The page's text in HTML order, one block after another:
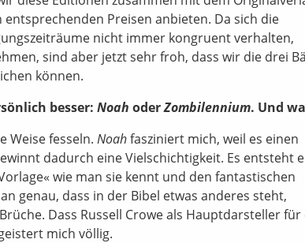
Preisen anbieten. Da sich die
nicht immer kongruent verhalten,
sind aber jetzt sehr froh, dass wir die drei
können.
besser: Noah oderZombilennium. Und
Weise fesseln. Noahfasziniert mich, weil es einen
dadurch eine Vielschichtigkeit. Es entsteht
wie man sie kennt und den fantastischen
genau, dass in der Bibel etwas anderes steht,
Dass Russell Crowe als Hauptdarsteller für
mich völlig.